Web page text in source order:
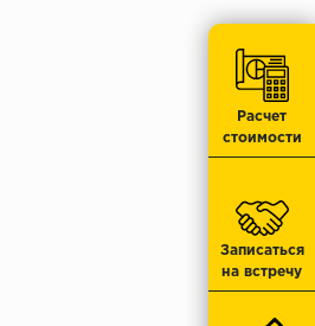
SOLID AQUA
Расчет
стоимости
Записаться
на встречу